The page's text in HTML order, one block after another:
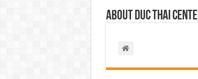
About Duc Thai